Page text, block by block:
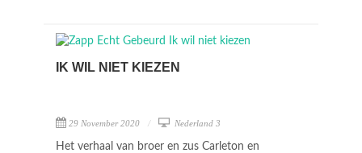
IK WIL NIET KIEZEN
29 November 2020 Nederland 3
Het verhaal van broer en zus Carleton en